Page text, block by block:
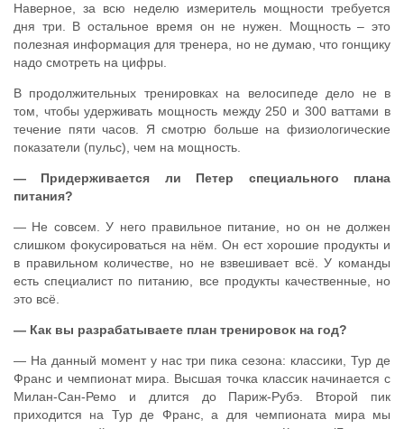
Наверное, за всю неделю измеритель мощности требуется
дня три. В остальное время он не нужен. Мощность – это
полезная информация для тренера, но не думаю, что гонщику
надо смотреть на цифры.
В продолжительных тренировках на велосипеде дело не в
том, чтобы удерживать мощность между 250 и 300 ваттами в
течение пяти часов. Я смотрю больше на физиологические
показатели (пульс), чем на мощность.
— Придерживается ли Петер специального плана
питания?
— Не совсем. У него правильное питание, но он не должен
слишком фокусироваться на нём. Он ест хорошие продукты и
в правильном количестве, но не взвешивает всё. У команды
есть специалист по питанию, все продукты качественные, но
это всё.
— Как вы разрабатываете план тренировок на год?
— На данный момент у нас три пика сезона: классики, Тур де
Франс и чемпионат мира. Высшая точка классик начинается с
Милан-Сан-Ремо и длится до Париж-Рубэ. Второй пик
приходится на Тур де Франс, а для чемпионата мира мы